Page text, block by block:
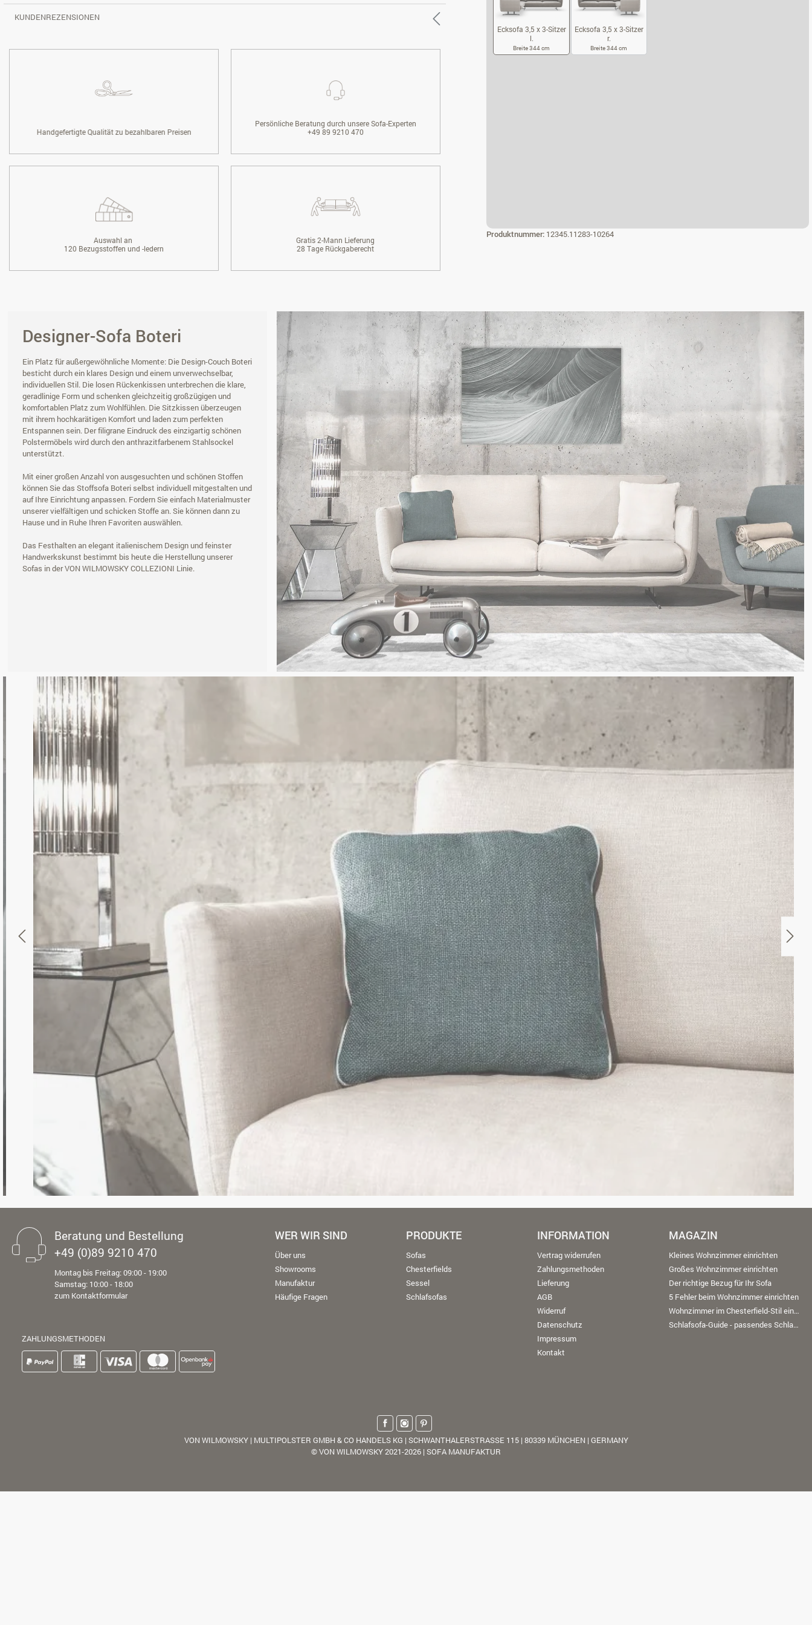
Ecksofa 3,5 x 3-Sitzer
l.
Breite 344 cm
Ecksofa 3,5 x 3-Sitzer
r.
Breite 344 cm
Produktnummer: 12345.11283-10264
KUNDENREZENSIONEN
Handgefertigte Qualität zu bezahlbaren Preisen
Persönliche Beratung durch unsere Sofa-Experten
+49 89 9210 470
Auswahl an
120 Bezugsstoffen und -ledern
Gratis 2-Mann Lieferung
28 Tage Rückgaberecht
Designer-Sofa Boteri
Ein Platz für außergewöhnliche Momente: Die Design-Couch Boteri
besticht durch ein klares Design und einem unverwechselbar,
individuellen Stil. Die losen Rückenkissen unterbrechen die klare,
geradlinige Form und schenken gleichzeitig großzügigen und
komfortablen Platz zum Wohlfühlen. Die Sitzkissen überzeugen
mit ihrem hochkarätigen Komfort und laden zum perfekten
Entspannen sein. Der filigrane Eindruck des einzigartig schönen
Polstermöbels wird durch den anthrazitfarbenem Stahlsockel
unterstützt.
Mit einer großen Anzahl von ausgesuchten und schönen Stoffen
können Sie das Stoffsofa Boteri selbst individuell mitgestalten und
auf Ihre Einrichtung anpassen. Fordern Sie einfach Materialmuster
unserer vielfältigen und schicken Stoffe an. Sie können dann zu
Hause und in Ruhe Ihren Favoriten auswählen.
Das Festhalten an elegant italienischem Design und feinster
Handwerkskunst bestimmt bis heute die Herstellung unserer
Sofas in der VON WILMOWSKY COLLEZIONI Linie.
Beratung und Bestellung
+49 (0)89 9210 470
Montag bis Freitag: 09:00 - 19:00
Samstag: 10:00 - 18:00
zum Kontaktformular
ZAHLUNGSMETHODEN
WER WIR SIND
Über uns
Showrooms
Manufaktur
Häufige Fragen
PRODUKTE
Sofas
Chesterfields
Sessel
Schlafsofas
INFORMATION
Vertrag widerrufen
Zahlungsmethoden
Lieferung
AGB
Widerruf
Datenschutz
Impressum
Kontakt
MAGAZIN
Kleines Wohnzimmer einrichten
Großes Wohnzimmer einrichten
Der richtige Bezug für Ihr Sofa
5 Fehler beim Wohnzimmer einrichten
Wohnzimmer im Chesterfield-Stil einrichten
Schlafsofa-Guide - passendes Schlafsofa finden
VON WILMOWSKY | MULTIPOLSTER GMBH & CO HANDELS KG | SCHWANTHALERSTRASSE 115 | 80339 MÜNCHEN | GERMANY
© VON WILMOWSKY 2021-2026 | SOFA MANUFAKTUR